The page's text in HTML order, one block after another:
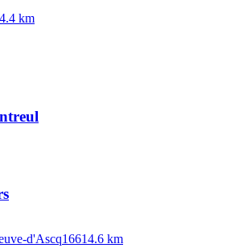
4.4 km
d'Ascq16614.6 km